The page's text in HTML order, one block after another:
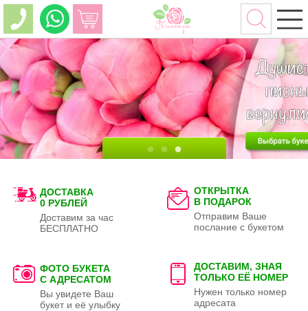
ДОСТАВКА
0 РУБЛЕЙ
Доставим за час
БЕСПЛАТНО
ОТКРЫТКА
В ПОДАРОК
Отправим Ваше
послание с букетом
ФОТО БУКЕТА
С АДРЕСАТОМ
Вы увидете Ваш
букет и её улыбку
ДОСТАВИМ, ЗНАЯ
ТОЛЬКО ЕЁ НОМЕР
Нужен только номер
адресата